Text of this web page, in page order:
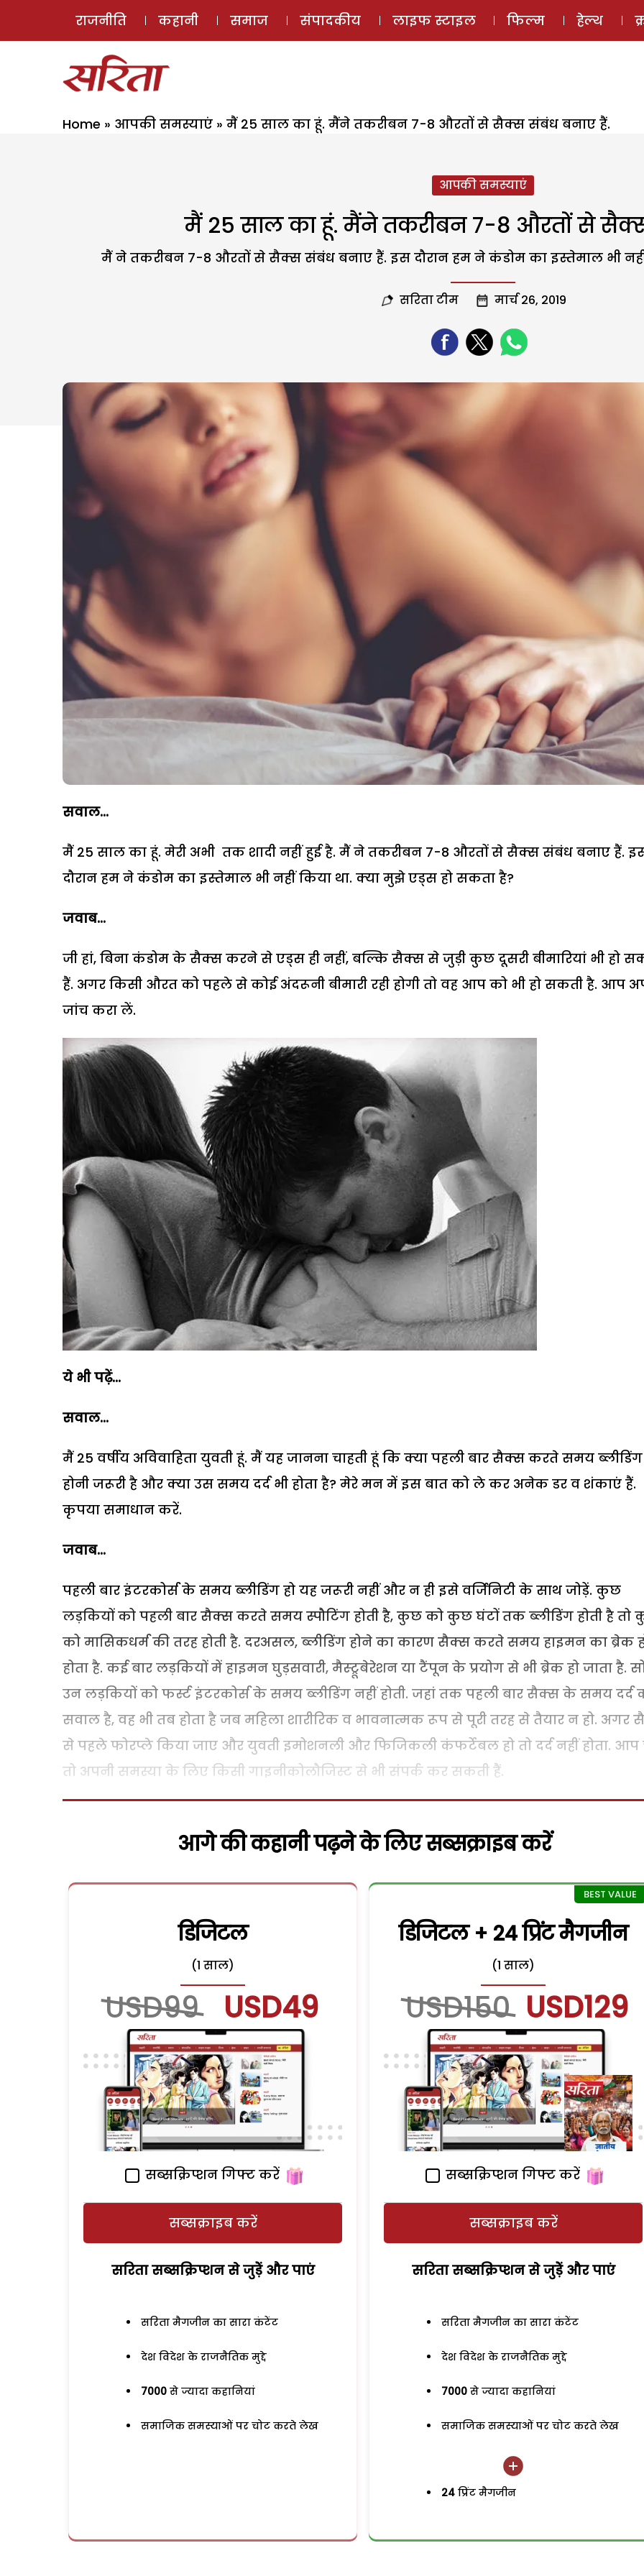
ई-मैगज़ीन
राजनीति कहानी समाज संपादकीय लाइफ स्टाइल फिल्म हेल्थ
Home » आपकी समस्याएं » मैं 25 साल का हूं. मैंने तकरीबन 7-8 औरतों से सैक्स संबंध बनाए हैं.
आपकी समस्याएं
मैं 25 साल का हूं. मैंने तकरीबन 7-8 औरतों से
मैं ने तकरीबन 7-8 औरतों से सैक्स संबंध बनाए हैं. इस दौरान हम ने कंडोम का इस्तेमाल भी
सरिता टीम मार्च 26, 2019
सवाल...
मैं 25 साल का हूं. मेरी अभी तक शादी नहीं हुई है. मैं ने तकरीबन 7-8 औरतों से सैक्स संबंध बनाए हैं.
दौरान हम ने कंडोम का इस्तेमाल भी नहीं किया था. क्या मुझे एड्स हो सकता है?
जवाब...
जी हां, बिना कंडोम के सैक्स करने से एड्स ही नहीं, बल्कि सैक्स से जुड़ी कुछ दूसरी बीमारियां भी हो
हैं. अगर किसी औरत को पहले से कोई अंदरूनी बीमारी रही होगी तो वह आप को भी हो सकती है. आप
जांच करा लें.
ये भी पढ़ें...
सवाल...
मैं 25 वर्षीय अविवाहिता युवती हूं. मैं यह जानना चाहती हूं कि क्या पहली बार सैक्स करते समय ब्लीडिंग
होनी जरूरी है और क्या उस समय दर्द भी होता है? मेरे मन में इस बात को ले कर अनेक डर व शंकाएं हैं.
कृपया समाधान करें.
जवाब...
पहली बार इंटरकोर्स के समय ब्लीडिंग हो यह जरूरी नहीं और न ही इसे वर्जिनिटी के साथ जोड़ें. कुछ
लड़कियों को पहली बार सैक्स करते समय स्पौटिंग होती है, कुछ को कुछ घंटों तक ब्लीडिंग होती है तो
को मासिकधर्म की तरह होती है. दरअसल, ब्लीडिंग होने का कारण सैक्स करते समय हाइमन का ब्रेक
होता है. कई बार लड़कियों में हाइमन घुड़सवारी, मैस्ट्रूबेरेशन या टैंपून के प्रयोग से भी ब्रेक हो जाता है.
उन लड़कियों को फर्स्ट इंटरकोर्स के समय ब्लीडिंग नहीं होती. जहां तक पहली बार सैक्स के समय दर्द
सवाल है, वह भी तब होता है जब महिला शारीरिक व भावनात्मक रूप से पूरी तरह से तैयार न हो. अगर
से पहले फोरप्ले किया जाए और युवती इमोशनली और फिजिकली कंफर्टेबल हो तो दर्द नहीं होता. आप
तो अपनी समस्या के लिए किसी गाइनीकोलौजिस्ट से भी संपर्क कर सकती हैं.
आगे की कहानी पढ़ने के लिए सब्सक्राइब करें
डिजिटल
(1 साल)
USD99 USD49
सब्सक्रिप्शन गिफ्ट करें
सब्सक्राइब करें
सरिता सब्सक्रिप्शन से जुड़ेें और पाएं
सरिता मैगजीन का सारा कंटेंट
देश विदेश के राजनैतिक मुद्दे
7000 से ज्यादा कहानियां
समाजिक समस्याओं पर चोट करते लेख
डिजिटल + 24 प्रिंट मैगजीन
(1 साल)
USD150 USD129
सब्सक्रिप्शन गिफ्ट करें
सब्सक्राइब करें
सरिता सब्सक्रिप्शन से जुड़ेें और पाएं
सरिता मैगजीन का सारा कंटेंट
देश विदेश के राजनैतिक मुद्दे
7000 से ज्यादा कहानियां
समाजिक समस्याओं पर चोट करते लेख
24 प्रिंट मैगजीन